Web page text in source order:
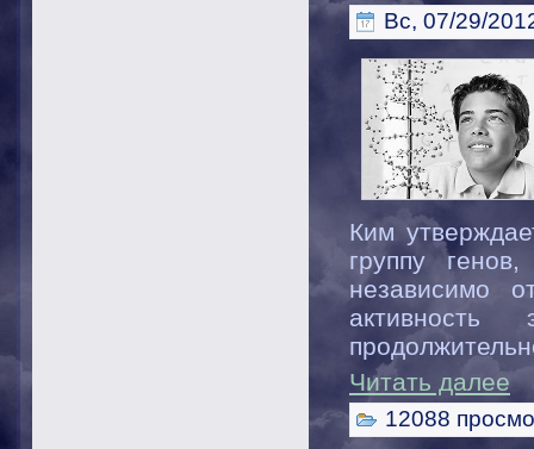
Вс, 07/29/
Ким
группу
независимо
Читать далее
12088